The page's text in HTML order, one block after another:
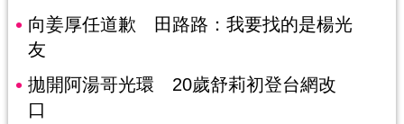
向姜厚任道歉 田路路：我要找的是楊光
友
拋開阿湯哥光環 20歲舒莉初登台網改
口